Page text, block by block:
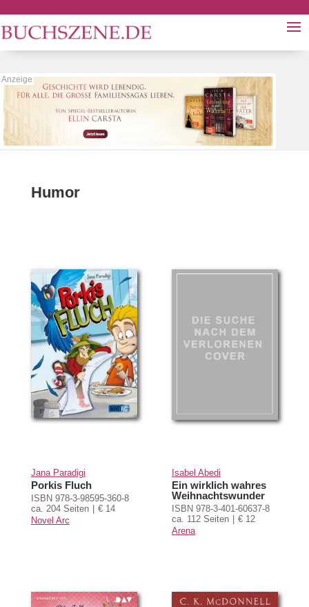
Humor
Jana Paradigi
Porkis Fluch
ISBN 978-3-98595-360-8
ca. 204 Seiten
€ 14
Novel Arc
Isabel Abedi
Ein wirklich wahres
Weihnachtswunder
ISBN 978-3-401-60637-8
ca. 112 Seiten
€ 12
Arena